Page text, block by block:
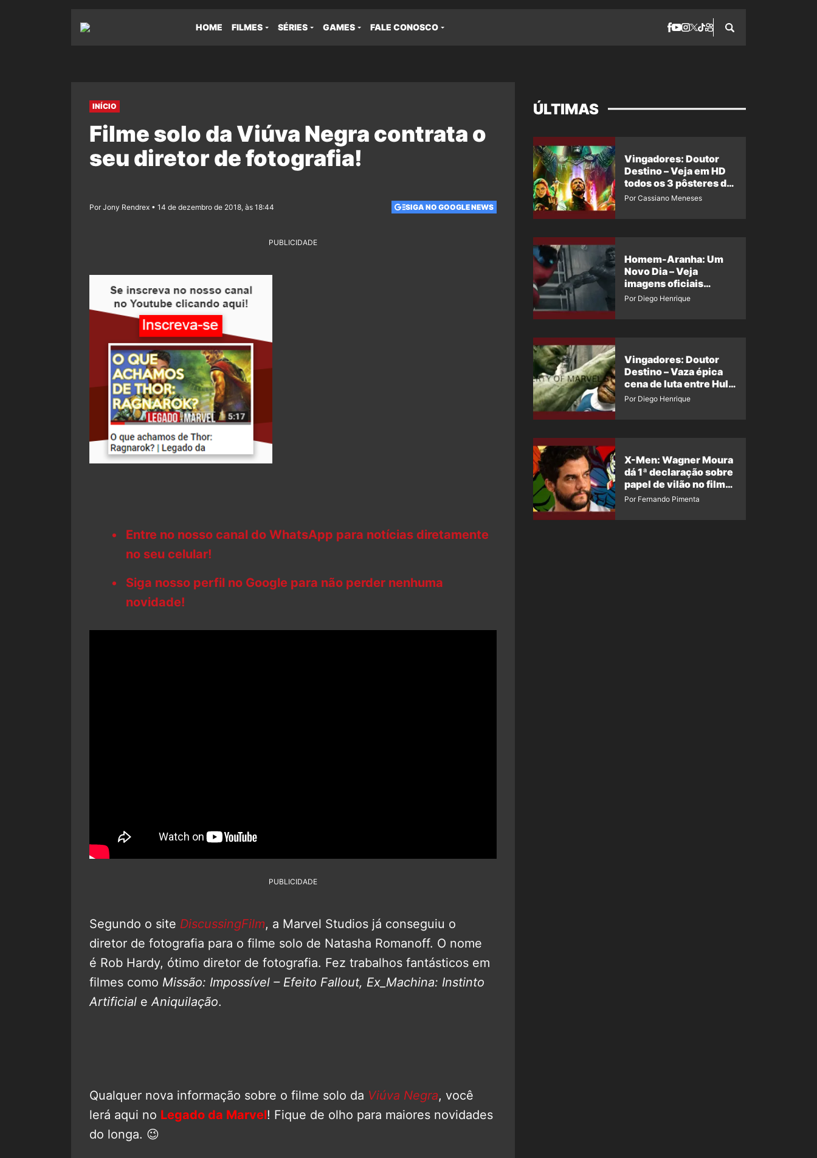
HOME FILMES SÉRIES GAMES FALE CONOSCO
INÍCIO
Filme solo da Viúva Negra contrata o
seu diretor de fotografia!
Por Jony Rendrex • 14 de dezembro de 2018, às 18:44 SIGA NO GOOGLE NEWS
PUBLICIDADE
Entre no nosso canal do WhatsApp para notícias diretamente
no seu celular!
Siga nosso perfil no Google para não perder nenhuma
novidade!
PUBLICIDADE
Segundo o site DiscussingFilm, a Marvel Studios já conseguiu o
diretor de fotografia para o filme solo de Natasha Romanoff. O nome
é Rob Hardy, ótimo diretor de fotografia. Fez trabalhos fantásticos em
filmes como Missão: Impossível – Efeito Fallout, Ex_Machina: Instinto
Artificial eAniquilação.
Qualquer nova informação sobre o filme solo da Viúva Negra, você
lerá aqui no Legado da Marvel! Fique de olho para maiores novidades
do longa. 😉
ÚLTIMAS
Vingadores: Doutor
Destino – Veja em HD
todos os 3 pôsteres de
‘Doomsday’ + 1 imagem
Por Cassiano Meneses
Homem-Aranha: Um
Novo Dia – Veja
imagens oficiais
descartadas do Hulk
Por Diego Henrique
Vingadores: Doutor
Destino – Vaza épica
cena de luta entre Hulk
e o Coisa
Por Diego Henrique
X-Men: Wagner Moura
dá 1ª declaração sobre
papel de vilão no filme
da Marvel
Por Fernando Pimenta